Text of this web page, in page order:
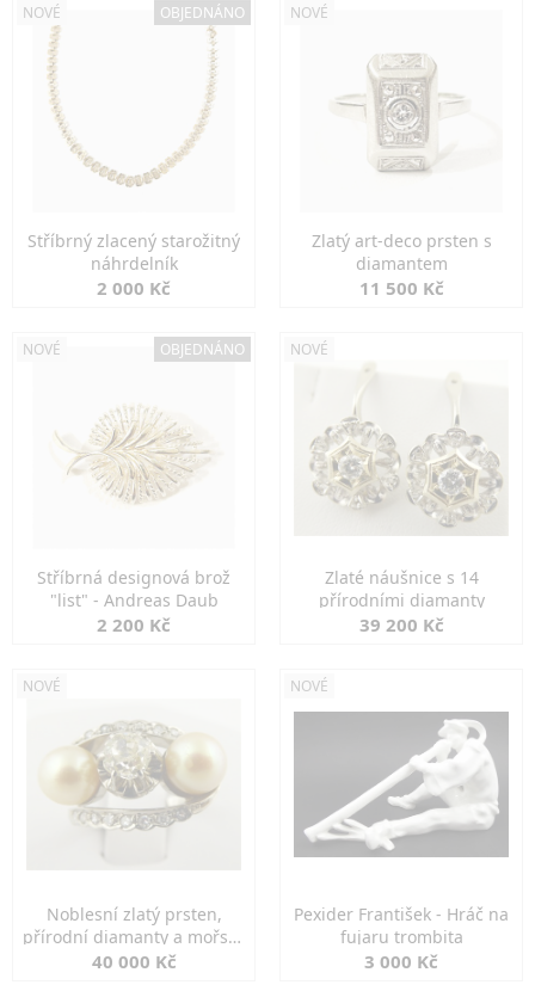
NOVÉ OBJEDNÁNO
Stříbrný zlacený starožitný
náhrdelník
2 000 Kč
NOVÉ
Zlatý art-deco prsten s
diamantem
11 500 Kč
NOVÉ OBJEDNÁNO
Stříbrná designová brož
"list" - Andreas Daub
2 200 Kč
NOVÉ
Zlaté náušnice s 14
přírodními diamanty
39 200 Kč
NOVÉ
Noblesní zlatý prsten,
přírodní diamanty a mořské
perly
40 000 Kč
NOVÉ
Pexider František - Hráč na
fujaru trombita
3 000 Kč